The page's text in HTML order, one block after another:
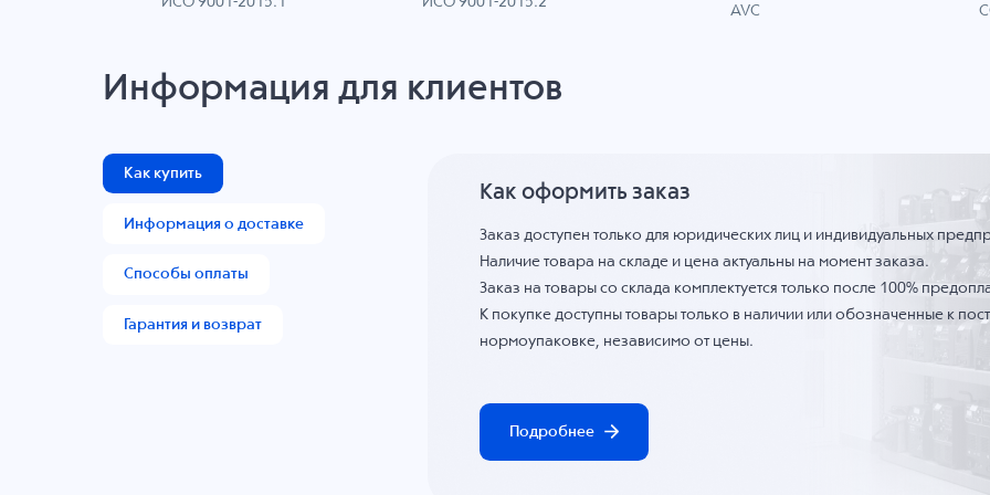
AVC
Информация для клиентов
Как купить
Информация о доставке
Способы оплаты
Гарантия и возврат
Как оформить заказ
Заказ доступен только для юридических лиц и индивидуальных
Наличие товара на складе и цена актуальны на момент заказа.
Заказ на товары со склада комплектуется только после 100%
К покупке доступны товары только в наличии или обозначенные к
нормоупаковке, независимо от цены.
Подробнее